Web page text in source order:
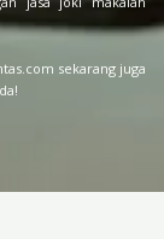
sekarang juga